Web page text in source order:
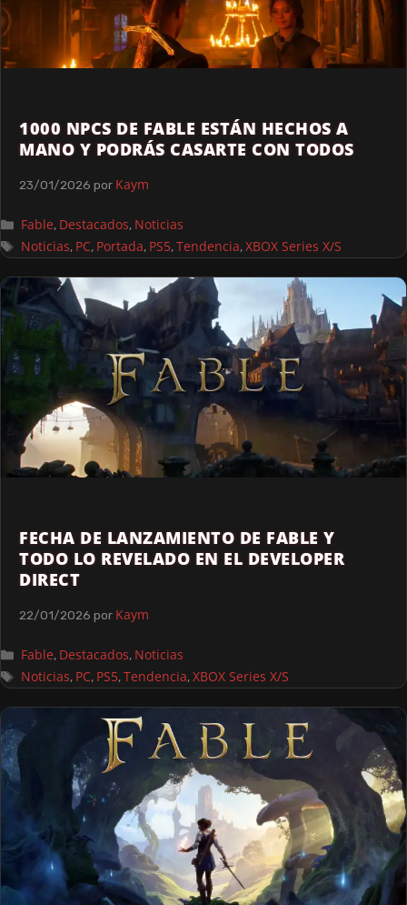
1000 NPCS DE FABLE ESTÁN HECHOS A
MANO Y PODRÁS CASARTE CON TODOS
23/01/2026 por Kaym
Fable, Destacados, Noticias
Noticias, PC, Portada, PS5,Tendencia,XBOX Series X/S
FECHA DE LANZAMIENTO DE FABLE Y
TODO LO REVELADO EN EL DEVELOPER
DIRECT
22/01/2026 por Kaym
Fable, Destacados, Noticias
Noticias, PC, PS5,Tendencia,XBOX Series X/S